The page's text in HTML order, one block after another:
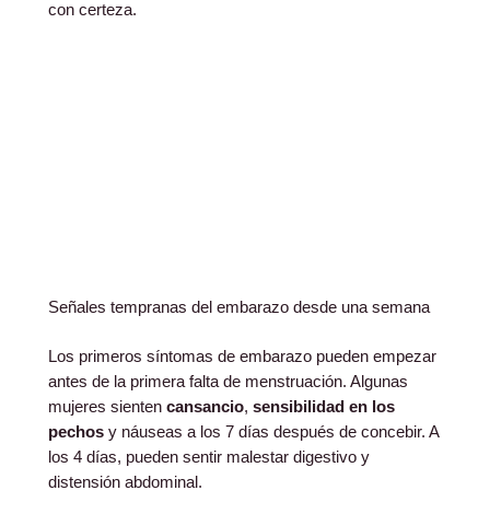
con certeza.
Señales tempranas del embarazo desde una semana
Los primeros síntomas de embarazo pueden empezar
antes de la primera falta de menstruación. Algunas
mujeres sienten cansancio, sensibilidad en los
pechos y náuseas a los 7 días después de concebir. A
los 4 días, pueden sentir malestar digestivo y
distensión abdominal.